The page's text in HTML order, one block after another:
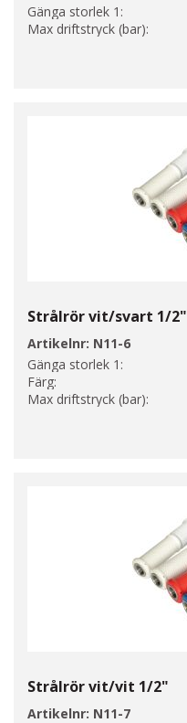
Gänga storlek 1:
Max driftstryck (bar):
Strålrör vit/svart 1/2"
Artikelnr: N11-6
Gänga storlek 1:
Färg:
Max driftstryck (bar):
Strålrör vit/vit 1/2"
Artikelnr: N11-7